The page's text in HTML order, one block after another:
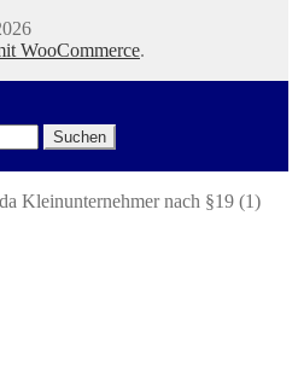
WooCommerce.
Suchen
Kleinunternehmer nach §19 (1)